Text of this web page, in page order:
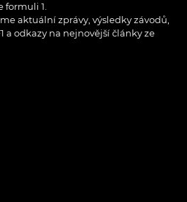
formuli 1.
aktuální zprávy, výsledky závodů,
a odkazy na nejnovější články ze